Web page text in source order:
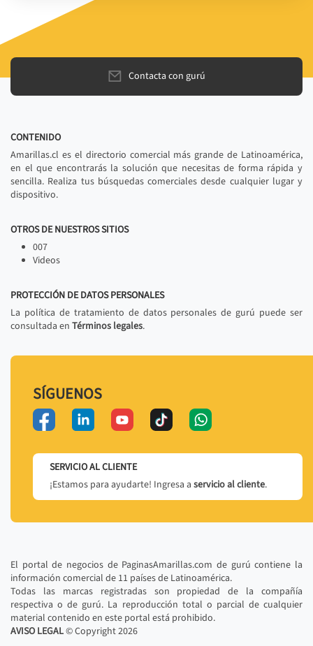
Contacta con gurú
CONTENIDO
Amarillas.cl es el directorio comercial más grande de Latinoamérica,
en el que encontrarás la solución que necesitas de forma rápida y
sencilla. Realiza tus búsquedas comerciales desde cualquier lugar y
dispositivo.
OTROS DE NUESTROS SITIOS
007
Videos
PROTECCIÓN DE DATOS PERSONALES
La política de tratamiento de datos personales de gurú puede ser
consultada en Términos legales.
SÍGUENOS
SERVICIO AL CLIENTE
¡Estamos para ayudarte! Ingresa a servicio al cliente.
El portal de negocios de PaginasAmarillas.com de gurú contiene la
información comercial de 11 países de Latinoamérica.
Todas las marcas registradas son propiedad de la compañía
respectiva o de gurú. La reproducción total o parcial de cualquier
material contenido en este portal está prohibido.
AVISO LEGAL© Copyright2026